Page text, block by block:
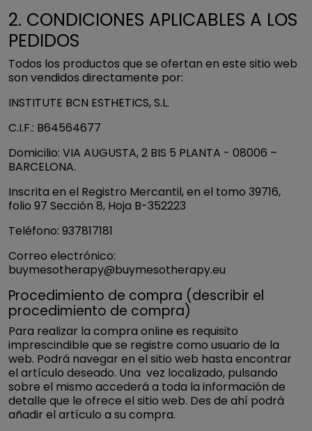
2. CONDICIONES APLICABLES A LOS
PEDIDOS
Todos los productos que se ofertan en este sitio web
son vendidos directamente por:
INSTITUTE BCN ESTHETICS, S.L.
C.I.F.: B64564677
Domicilio: VIA AUGUSTA, 2 BIS 5 PLANTA - 08006 –
BARCELONA.
Inscrita en el Registro Mercantil, en el tomo 39716,
folio 97 Sección 8, Hoja B-352223
Teléfono: 937817181
Correo electrónico:
buymesotherapy@buymesotherapy.eu
Procedimiento de compra (describir el
procedimiento de compra)
Para realizar la compra online es requisito
imprescindible que se registre como usuario de la
web. Podrá navegar en el sitio web hasta encontrar
el artículo deseado. Una vez localizado, pulsando
sobre el mismo accederá a toda la información de
detalle que le ofrece el sitio web. Des de ahí podrá
añadir el artículo a su compra.